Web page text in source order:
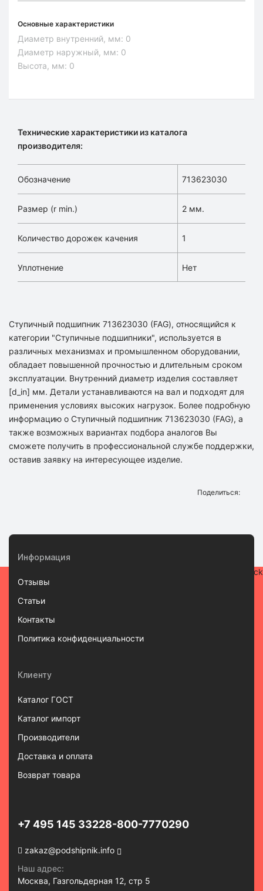
Основные характеристики
Диаметр внутренний, мм: 0
Диаметр наружный, мм: 0
Высота, мм: 0
Технические характеристики из каталога
производителя:
Обозначение 713623030
Размер (r min.) 2 мм.
Количество дорожек качения 1
Уплотнение Нет
Ступичный подшипник 713623030 (FAG), относящийся к
категории "Ступичные подшипники", используется в
различных механизмах и промышленном оборудовании,
обладает повышенной прочностью и длительным сроком
эксплуатации. Внутренний диаметр изделия составляет
[d_in] мм. Детали устанавливаются на вал и подходят для
применения условиях высоких нагрузок. Более подробную
информацию о Ступичный подшипник 713623030 (FAG), а
также возможных вариантах подбора аналогов Вы
сможете получить в профессиональной службе поддержки,
оставив заявку на интересующее изделие.
Поделиться:
Информация
Отзывы
Статьи
Контакты
Политика конфиденциальности
Клиенту
Каталог ГОСТ
Каталог импорт
Производители
Доставка и оплата
Возврат товара
+7 495 145 33228-800-7770290
zakaz@podshipnik.info
Наш адрес:
Москва, Газгольдерная 12, стр 5